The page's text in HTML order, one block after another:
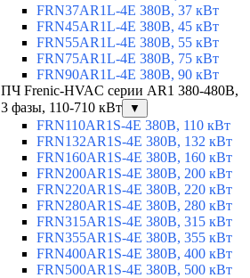
FRN37AR1L-4E 380В, 37 кВт
FRN45AR1L-4E 380В, 45 кВт
FRN55AR1L-4E 380В, 55 кВт
FRN75AR1L-4E 380В, 75 кВт
FRN90AR1L-4E 380В, 90 кВт
ПЧ Frenic-HVAC серии AR1 380-480В,
3 фазы, 110-710 кВт
▼
FRN110AR1S-4E 380В, 110 кВт
FRN132AR1S-4E 380В, 132 кВт
FRN160AR1S-4E 380В, 160 кВт
FRN200AR1S-4E 380В, 200 кВт
FRN220AR1S-4E 380В, 220 кВт
FRN280AR1S-4E 380В, 280 кВт
FRN315AR1S-4E 380В, 315 кВт
FRN355AR1S-4E 380В, 355 кВт
FRN400AR1S-4E 380В, 400 кВт
FRN500AR1S-4E 380В, 500 кВт